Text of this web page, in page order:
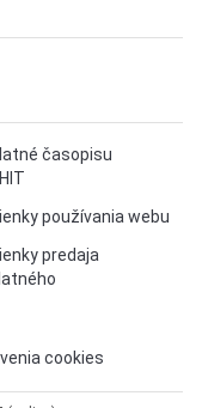
časopisu
používania webu
predaja
cookies